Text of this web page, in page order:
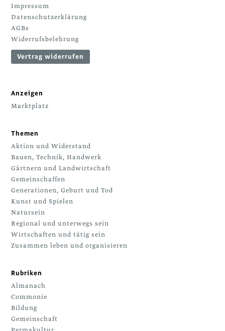
Impressum
Datenschutzerklärung
AGBs
Widerrufsbelehrung
Vertrag widerrufen
Anzeigen
Marktplatz
Themen
Aktion und Widerstand
Bauen, Technik, Handwerk
Gärtnern und Landwirtschaft
Gemeinschaffen
Generationen, Geburt und Tod
Kunst und Spielen
Natursein
Regional und unterwegs sein
Wirtschaften und tätig sein
Zusammen leben und organisieren
Rubriken
Almanach
Commonie
Bildung
Gemeinschaft